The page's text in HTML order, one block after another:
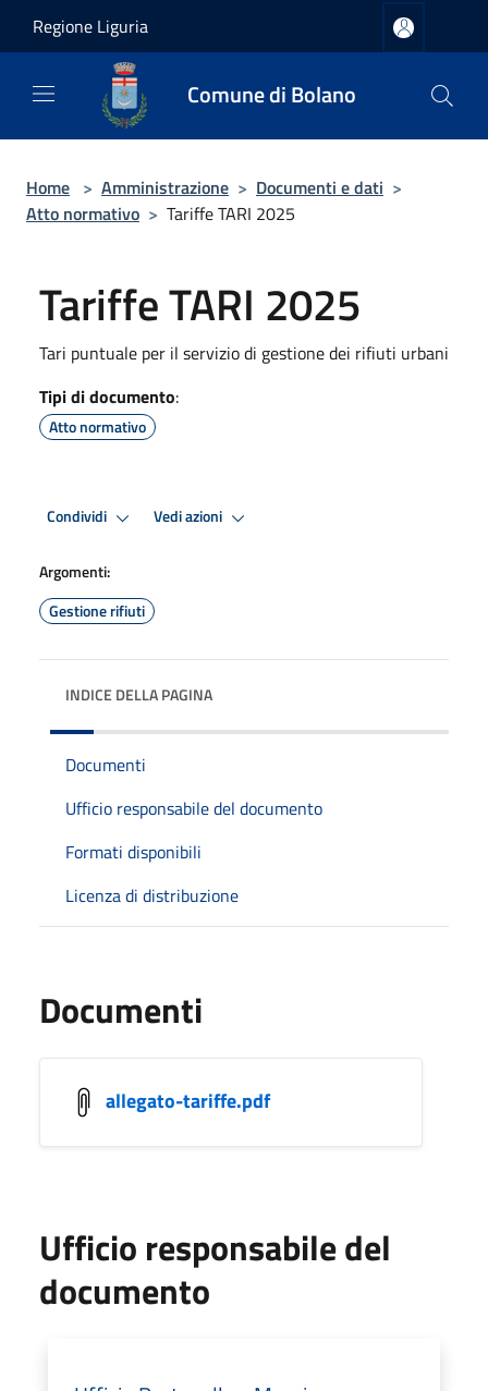
Regione Liguria
Comune di Bolano
Home > Amministrazione > Documenti e dati >
Atto normativo > Tariffe TARI 2025
Tariffe TARI 2025
Tari puntuale per il servizio di gestione dei rifiuti urbani
Tipi di documento:
Atto normativo
Condividi Vedi azioni
Argomenti:
Gestione rifiuti
INDICE DELLA PAGINA
Documenti
Ufficio responsabile del documento
Formati disponibili
Licenza di distribuzione
Documenti
allegato-tariffe.pdf
Ufficio responsabile del
documento